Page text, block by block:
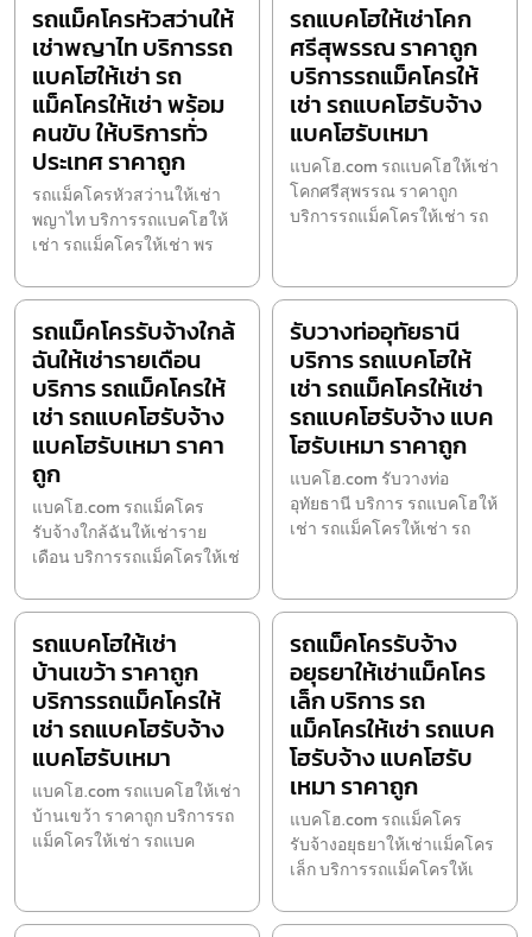
รถแม็คโครหัวสว่านให้
เช่าพญาไท บริการรถ
แบคโฮให้เช่า รถ
แม็คโครให้เช่า พร้อม
คนขับ ให้บริการทั่ว
ประเทศ ราคาถูก
รถแม็คโครหัวสว่านให้เช่า
พญาไท บริการรถแบคโฮให้
เช่า รถแม็คโครให้เช่า พร
รถแบคโฮให้เช่าโคก
ศรีสุพรรณ ราคาถูก
บริการรถแม็คโครให้
เช่า รถแบคโฮรับจ้าง
แบคโฮรับเหมา
แบคโฮ.com รถแบคโฮให้เช่า
โคกศรีสุพรรณ ราคาถูก
บริการรถแม็คโครให้เช่า รถ
รถแม็คโครรับจ้างใกล้
ฉันให้เช่ารายเดือน
บริการ รถแม็คโครให้
เช่า รถแบคโฮรับจ้าง
แบคโฮรับเหมา ราคา
ถูก
แบคโฮ.com รถแม็คโคร
รับจ้างใกล้ฉันให้เช่าราย
เดือน บริการรถแม็คโครให้เช่
รับวางท่ออุทัยธานี
บริการ รถแบคโฮให้
เช่า รถแม็คโครให้เช่า
รถแบคโฮรับจ้าง แบค
โฮรับเหมา ราคาถูก
แบคโฮ.com รับวางท่อ
อุทัยธานี บริการ รถแบคโฮให้
เช่า รถแม็คโครให้เช่า รถ
รถแบคโฮให้เช่า
บ้านเขว้า ราคาถูก
บริการรถแม็คโครให้
เช่า รถแบคโฮรับจ้าง
แบคโฮรับเหมา
แบคโฮ.com รถแบคโฮให้เช่า
บ้านเขว้า ราคาถูก บริการรถ
แม็คโครให้เช่า รถแบค
รถแม็คโครรับจ้าง
อยุธยาให้เช่าแม็คโคร
เล็ก บริการ รถ
แม็คโครให้เช่า รถแบค
โฮรับจ้าง แบคโฮรับ
เหมา ราคาถูก
แบคโฮ.com รถแม็คโคร
รับจ้างอยุธยาให้เช่าแม็คโคร
เล็ก บริการรถแม็คโครให้เ